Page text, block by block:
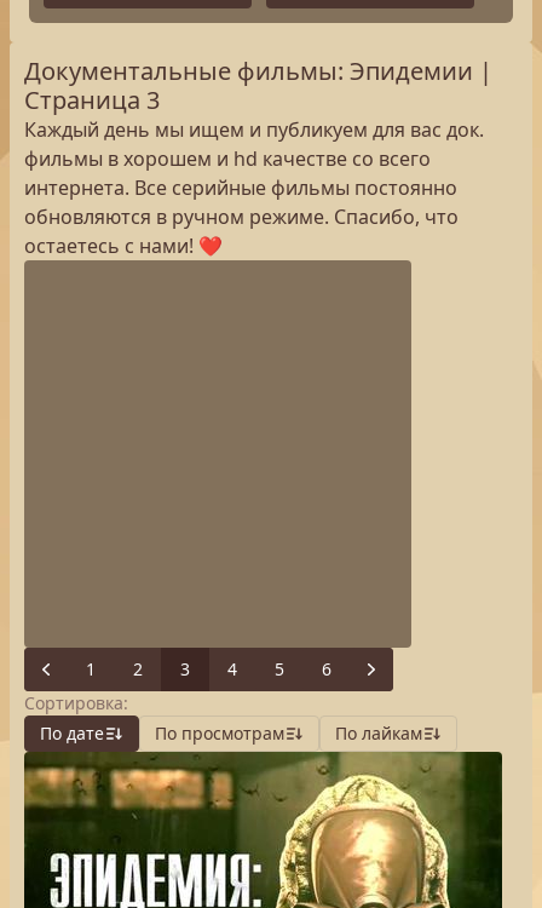
Документальные фильмы: Эпидемии |
Страница 3
Каждый день мы ищем и публикуем для вас док.
фильмы в хорошем и hd качестве со всего
интернета. Все серийные фильмы постоянно
обновляются в ручном режиме. Спасибо, что
остаетесь с нами! ❤
Previous
1 2 3 4 5 6
Next
Сортировка:
По дате
По просмотрам По лайкам